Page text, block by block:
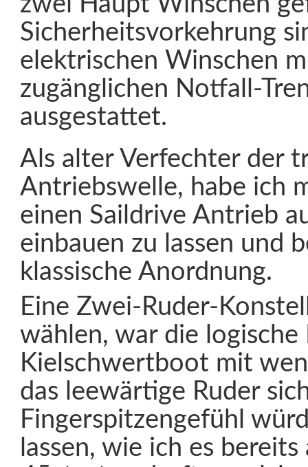
Sicherheitsvorkehrung
elektrischen Winschen
zugänglichen Notfall-
ausgestattet.
Als alter Verfechter der
Antriebswelle, habe ich
einen Saildrive Antrieb
einbauen zu lassen und
klassische Anordnung.
Eine Zwei-Ruder-
wählen, war die logische
Kielschwertboot mit
das leewärtige Ruder
Fingerspitzengefühl
lassen, wie ich es